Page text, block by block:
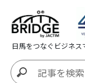
日馬をつなぐビジネス